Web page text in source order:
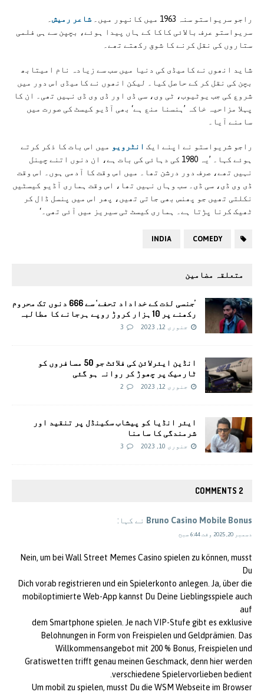
راجو سریواستو سنہ 1963 میں کانپور میں۔ شاعر رمیش
سریواستو عرف بالائی کاکا کے ہاں پیدا ہوئے، بچپن سے ہی فلمی
ستاروں کی نقل کرنے کا شوق رکھتے تھے۔
شاید انھوں نے کامیڈی کی دنیا میں سب سے زیادہ نام امیتابھ
بچن کی نقل کر کے حاصل کیا۔ لیکن انھوں نے کامیڈی اس دور میں
شروع کی جب یوٹیوب، ٹی وی، سی ڈی اور ڈی وی ڈی نہیں تھی۔ ان کا
پہلا مزاحیہ خاکہ ’ہنسنا منع ہے‘ بھی آڈیو کیسٹ کی صورت میں
سامنے آیا۔
راجو شریواستو نے اپنے ایک انٹرویو میں اس بات کا ذکر کرتے
ہوئے کہا۔ ’یہ 1980 کی دہائی کی بات ہے، ان دنوں اتنے چینل
نہیں تھے، صرف دور درشن تھا۔ میں اس وقت کا آدمی ہوں۔ اس وقت
ڈی وی ڈی، سی ڈی۔ سب وہاں نہیں تھا، اس وقت ہماری آڈیو کیسٹیں
نکلتی تھیں جو پھنس بھی جاتی تھیں، پھر اس میں پنسل ڈال کر
ٹھیک کرنا پڑتا ہے۔ ہماری کیسٹ ٹی سیریز میں آئی تھی۔‘
COMEDY
INDIA
متعلقہ مضامین
’جنسی لذت کے خداداد تحفے‘ سے 666 دنوں تک محروم
رکھنے پر 10 ہزار کروڑ روپے ہرجانے کا مطالبہ
جنوری 12, 2023 3
انڈین ایئرلائن کی فلائٹ جو 50 مسافروں کو
ٹارمیک پر چھوڑ کر روانہ ہو گئی
جنوری 12, 2023 2
ایئر انڈیا کو پیشاب سکینڈل پر تنقید اور
شرمندگی کا سامنا
جنوری 10, 2023 3
2 COMMENTS
Bruno Casino Mobile Bonus نے کہا:
دسمبر 20, 2025 وقت 6:44 صبح
Nein, um bei Wall Street Memes Casino spielen zu können, musst
Du
Dich vorab registrieren und ein Spielerkonto anlegen. Ja, über die
mobiloptimierte Web-App kannst Du Deine Lieblingsspiele auch
auf
dem Smartphone spielen. Je nach VIP-Stufe gibt es exklusive
Belohnungen in Form von Freispielen und Geldprämien. Das
Willkommensangebot mit 200 % Bonus, Freispielen und
Gratiswetten trifft genau meinen Geschmack, denn hier werden
verschiedene Spielervorlieben bedient.
Um mobil zu spielen, musst Du die WSM Webseite im Browser